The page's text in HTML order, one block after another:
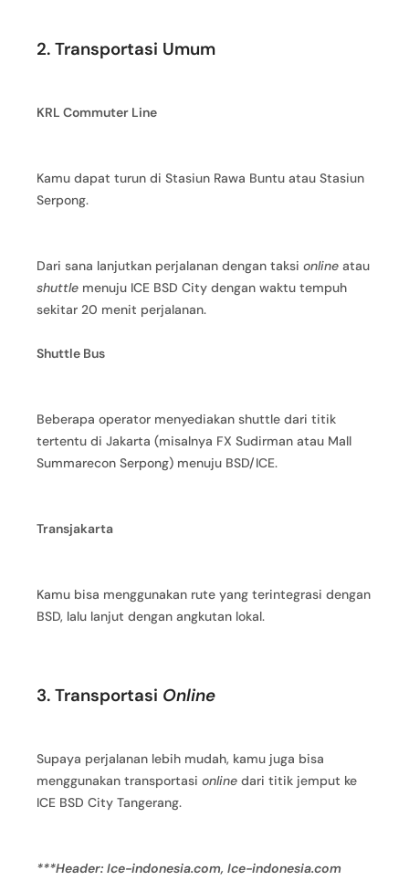
2. Transportasi Umum
KRL Commuter Line
Kamu dapat turun di Stasiun Rawa Buntu atau Stasiun
Serpong.
Dari sana lanjutkan perjalanan dengan taksi online atau
shuttle menuju ICE BSD City dengan waktu tempuh
sekitar 20 menit perjalanan.
Shuttle Bus
Beberapa operator menyediakan shuttle dari titik
tertentu di Jakarta (misalnya FX Sudirman atau Mall
Summarecon Serpong) menuju BSD/ICE.
Transjakarta
Kamu bisa menggunakan rute yang terintegrasi dengan
BSD, lalu lanjut dengan angkutan lokal.
3. Transportasi Online
Supaya perjalanan lebih mudah, kamu juga bisa
menggunakan transportasi online dari titik jemput ke
ICE BSD City Tangerang.
***Header: Ice-indonesia.com, Ice-indonesia.com